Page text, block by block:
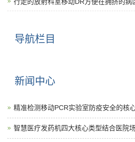
行走的放射科室移动DR方便在拥挤的病
导航栏目
新闻中心
精准检测移动PCR实验室防疫安全的核
智慧医疗发药机四大核心类型结合医院